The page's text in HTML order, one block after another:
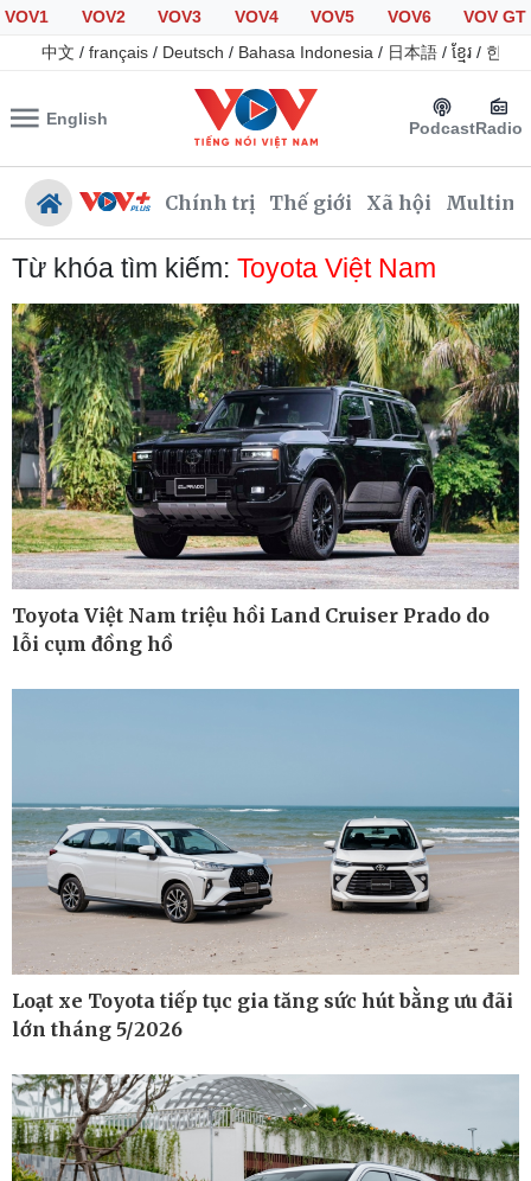
VOV1 VOV2 VOV3 VOV4 VOV5 VOV6
VOV GT
中文 / français / Deutsch / Bahasa Indonesia / 日本語 / ខ្មែរ / 한국
English PodcastRadio
Chính trị Thế giới Xã hội
Chính trị
Đảng
Tổ chức nhân sự
Quốc hội
Nhận diện sự thật
Xã hội
Tin 24h
Giáo dục
Dự báo thời tiết
Dấu ấn VOV
Việc làm
Biển đảo
Thế giới
Cuộc sống đó đây
Hồ sơ
Multimedia
Video
E-Magazine
Infographic
Từ khóa tìm kiếm: Toyota Việt Nam
Toyota Việt Nam triệu hồi Land Cruiser Prado do
lỗi cụm đồng hồ
Loạt xe Toyota tiếp tục gia tăng sức hút bằng ưu đãi
lớn tháng 5/2026